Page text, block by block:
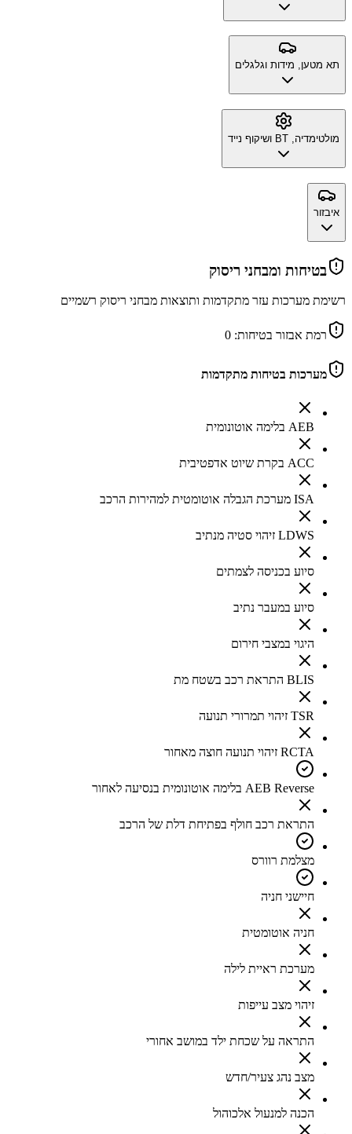
תא מטען, מידות וגלגלים
מולטימדיה, BT ושיקוף נייד
איבזור
בטיחות ומבחני ריסוק
רשימת מערכות עזר מתקדמות ותוצאות מבחני ריסוק רשמיים
רמת אבזור בטיחות: 0
מערכות בטיחות מתקדמות
AEB בלימה אוטונומית
ACC בקרת שיוט אדפטיבית
ISA מערכת הגבלה אוטומטית למהירות הרכב
LDWS זיהוי סטיה מנתיב
סיוע בכניסה לצמתים
סיוע במעבר נתיב
היגוי במצבי חירום
BLIS התראת רכב בשטח מת
TSR זיהוי תמרורי תנועה
RCTA זיהוי תנועה חוצה מאחור
AEB Reverse בלימה אוטונומית בנסיעה לאחור
התראת רכב חולף בפתיחת דלת של הרכב
מצלמת רוורס
חיישני חניה
חניה אוטומטית
מערכת ראיית לילה
זיהוי מצב עייפות
התראה על שכחת ילד במושב אחורי
מצב נהג צעיר/חדש
הכנה למנעול אלכוהול